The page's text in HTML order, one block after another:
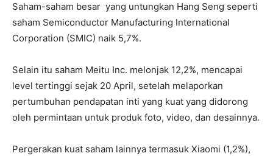
Saham-saham besar yang untungkan Hang Seng seperti
saham Semiconductor Manufacturing International
Corporation (SMIC) naik 5,7%.
Selain itu saham Meitu Inc. melonjak 12,2%, mencapai
level tertinggi sejak 20 April, setelah melaporkan
pertumbuhan pendapatan inti yang kuat yang didorong
oleh permintaan untuk produk foto, video, dan desainnya.
Pergerakan kuat saham lainnya termasuk Xiaomi (1,2%),